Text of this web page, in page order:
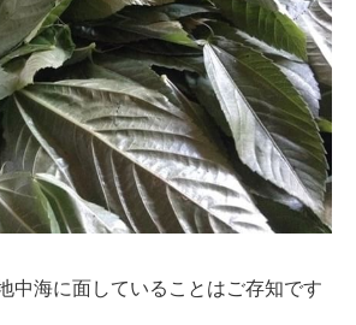
中海に面していることはご存知です